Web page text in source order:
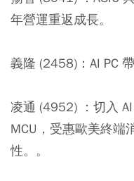
年營運重返成長。
義隆 (2458)： AI PC
凌通 (4952) ： 切入
MCU，受惠歐美終端
性。。